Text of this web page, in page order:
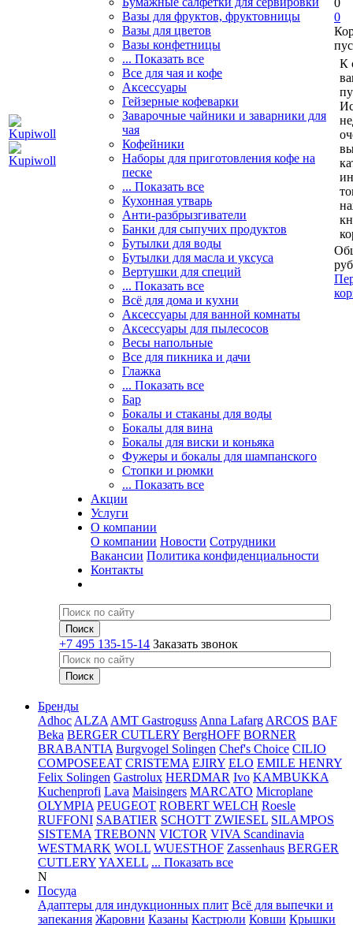
Вазы для фруктов, фруктовницы
Вазы для цветов
Вазы конфетницы
... Показать все
Все для чая и кофе
Аксессуары
Гейзерные кофеварки
Заварочные чайники и заварники для
чая
Кофейники
Наборы для приготовления кофе на
песке
... Показать все
Кухонная утварь
Анти-разбрызгиватели
Банки для сыпучих продуктов
Бутылки для воды
Бутылки для масла и уксуса
Вертушки для специй
... Показать все
Всё для дома и кухни
Аксессуары для ванной комнаты
Аксессуары для пылесосов
Весы напольные
Все для пикника и дачи
Глажка
... Показать все
Бар
Бокалы и стаканы для воды
Бокалы для вина
Бокалы для виски и коньяка
Фужеры и бокалы для шампанского
Стопки и рюмки
... Показать все
Акции
Услуги
О компании
О компании Новости Сотрудники
Вакансии Политика конфиденциальности
Контакты
+7 495 135-15-14 Заказать звонок
0
0
К
Бренды
Adhoc ALZA AMT Gastroguss Anna Lafarg ARCOS BAF
Beka BERGER CUTLERY BergHOFF BORNER
BRABANTIA Burgvogel Solingen Chef's Choice CILIO
COMPOSEEAT CRISTEMA EJIRY ELO EMILE HENRY
Felix Solingen Gastrolux HERDMAR Ivo KAMBUKKA
Kuchenprofi Lava Maisingers MARCATO Microplane
OLYMPIA PEUGEOT ROBERT WELCH Roesle
RUFFONI SABATIER SCHOTT ZWIESEL SILAMPOS
SISTEMA TREBONN VICTOR VIVA Scandinavia
WESTMARK WOLL WUESTHOF Zassenhaus BERGER
CUTLERYYAXELL ... Показать все
N
Посуда
Адаптеры для индукционных плит Всё для выпечки и
запекания Жаровни Казаны Кастрюли Ковши Крышки